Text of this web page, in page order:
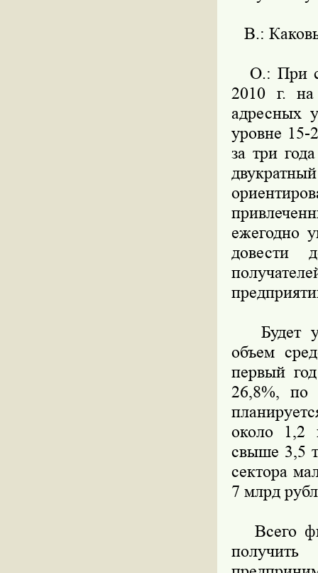
В.:
О.: При
2010 г. на
адресных
уровне 15-
за три
ежегодно
довести
Будет
объем
первый
26,8%, по
около 1,2
свыше 3,5
сектора
7 млрд
Всего